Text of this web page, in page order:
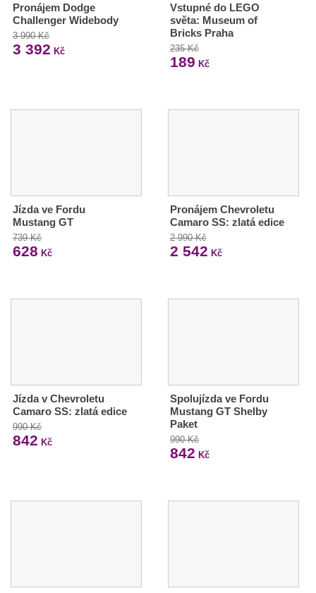
Pronájem Dodge
Challenger Widebody
3 990 Kč
3 392 Kč
Vstupné do LEGO
světa: Museum of
Bricks Praha
235 Kč
189 Kč
Jízda ve Fordu
Mustang GT
739 Kč
628 Kč
Pronájem Chevroletu
Camaro SS: zlatá edice
2 990 Kč
2 542 Kč
Jízda v Chevroletu
Camaro SS: zlatá edice
990 Kč
842 Kč
Spolujízda ve Fordu
Mustang GT Shelby
Paket
990 Kč
842 Kč